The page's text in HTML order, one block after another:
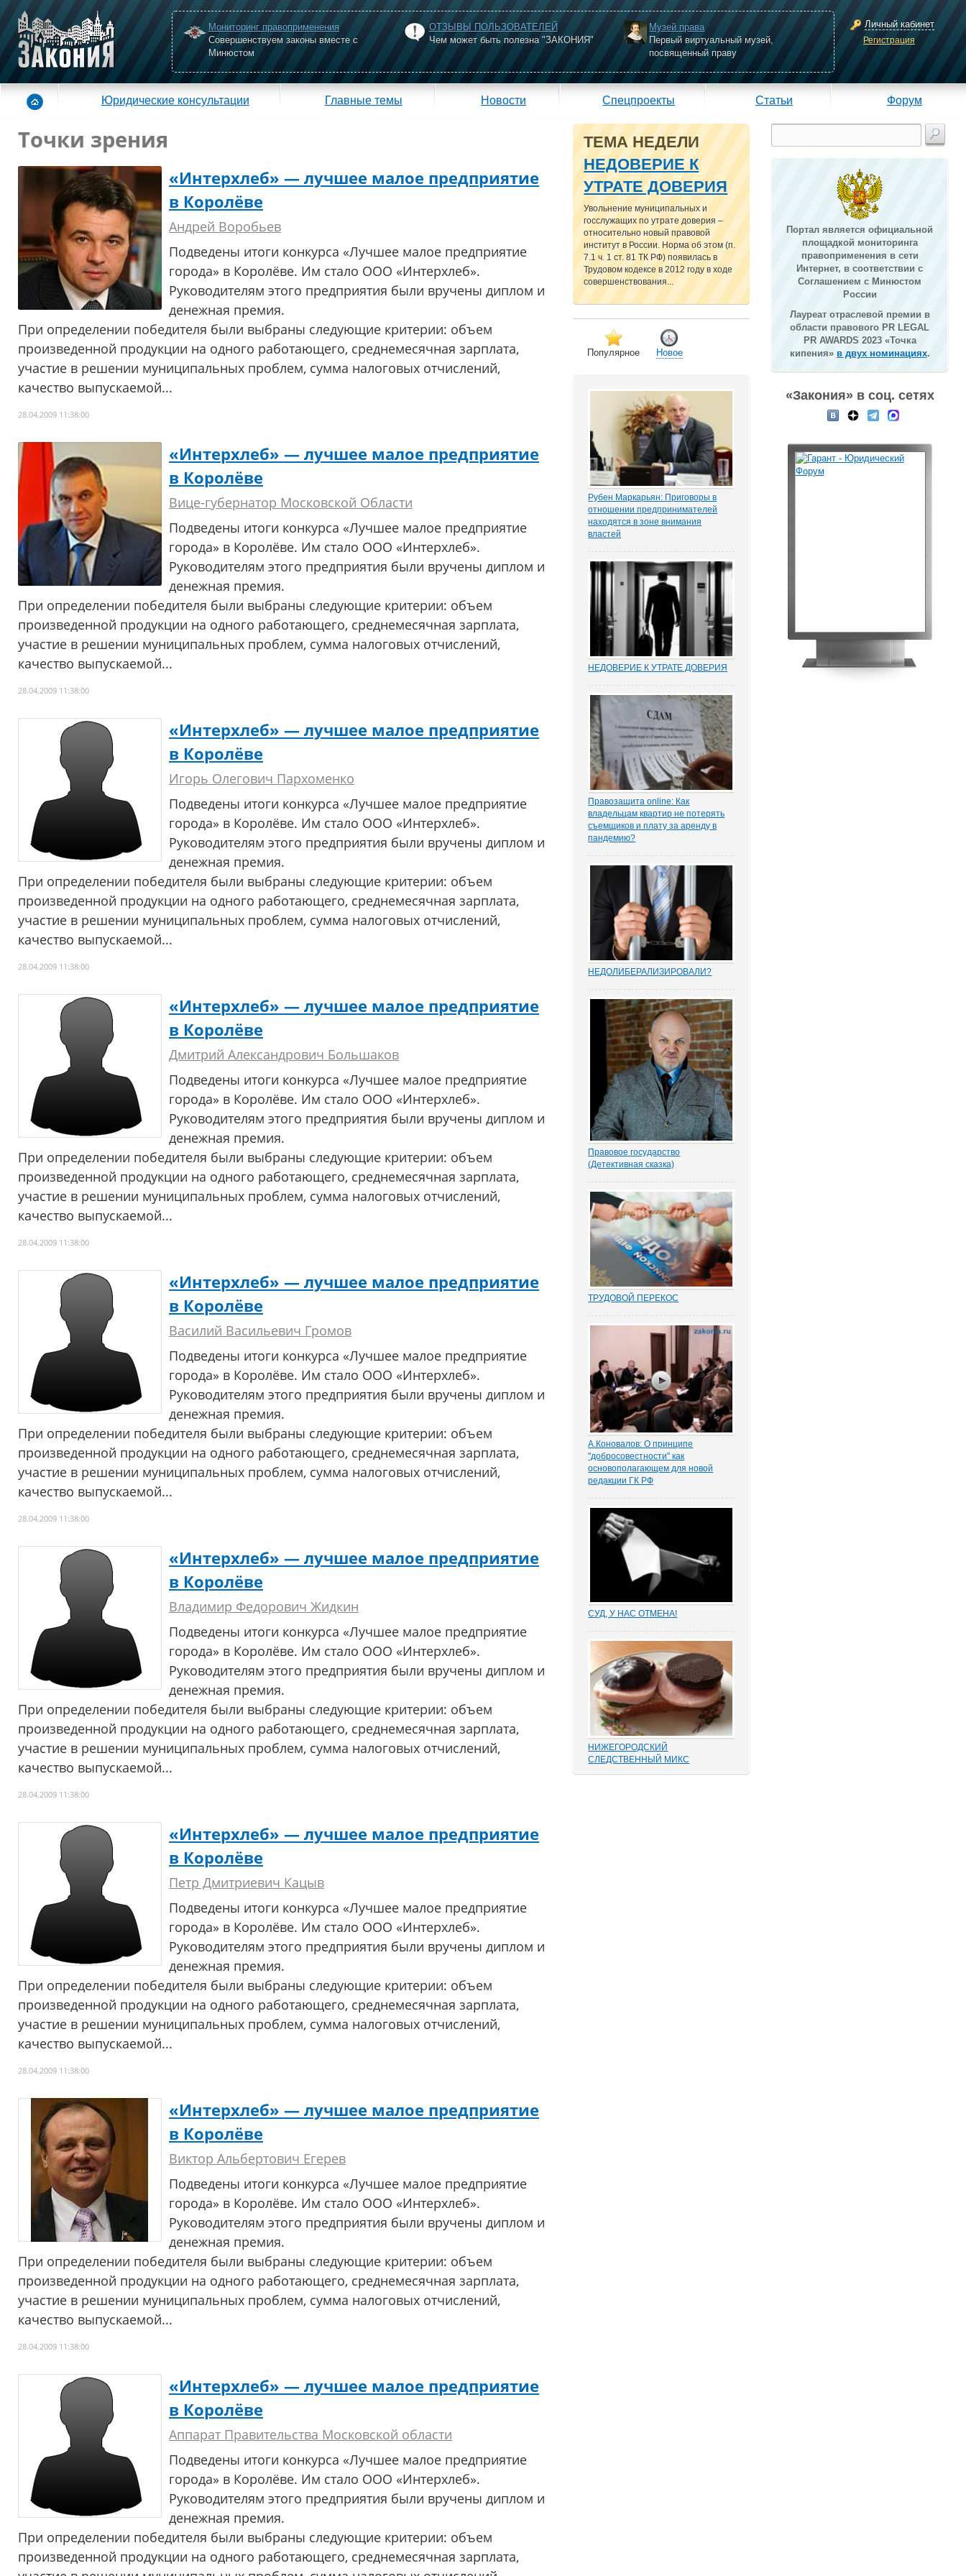
Мониторинг правоприменения
Совершенствуем законы вместе с
Минюстом
ОТЗЫВЫ ПОЛЬЗОВАТЕЛЕЙ
Чем может быть полезна "ЗАКОНИЯ"
Музей права
Первый виртуальный музей,
посвященный праву
Личный кабинет
Регистрация
Юридические консультации Главные темы Новости Спецпроекты Статьи Форум
Точки зрения
«Интерхлеб» — лучшее малое предприятие
в Королёве
Андрей Воробьев
Подведены итоги конкурса «Лучшее малое предприятие
города» в Королёве. Им стало ООО «Интерхлеб».
Руководителям этого предприятия были вручены диплом и
денежная премия.
При определении победителя были выбраны следующие критерии: объем
произведенной продукции на одного работающего, среднемесячная зарплата,
участие в решении муниципальных проблем, сумма налоговых отчислений,
качество выпускаемой...
28.04.2009 11:38:00
«Интерхлеб» — лучшее малое предприятие
в Королёве
Вице-губернатор Московской Области
Подведены итоги конкурса «Лучшее малое предприятие
города» в Королёве. Им стало ООО «Интерхлеб».
Руководителям этого предприятия были вручены диплом и
денежная премия.
При определении победителя были выбраны следующие критерии: объем
произведенной продукции на одного работающего, среднемесячная зарплата,
участие в решении муниципальных проблем, сумма налоговых отчислений,
качество выпускаемой...
28.04.2009 11:38:00
«Интерхлеб» — лучшее малое предприятие
в Королёве
Игорь Олегович Пархоменко
Подведены итоги конкурса «Лучшее малое предприятие
города» в Королёве. Им стало ООО «Интерхлеб».
Руководителям этого предприятия были вручены диплом и
денежная премия.
При определении победителя были выбраны следующие критерии: объем
произведенной продукции на одного работающего, среднемесячная зарплата,
участие в решении муниципальных проблем, сумма налоговых отчислений,
качество выпускаемой...
28.04.2009 11:38:00
«Интерхлеб» — лучшее малое предприятие
в Королёве
Дмитрий Александрович Большаков
Подведены итоги конкурса «Лучшее малое предприятие
города» в Королёве. Им стало ООО «Интерхлеб».
Руководителям этого предприятия были вручены диплом и
денежная премия.
При определении победителя были выбраны следующие критерии: объем
произведенной продукции на одного работающего, среднемесячная зарплата,
участие в решении муниципальных проблем, сумма налоговых отчислений,
качество выпускаемой...
28.04.2009 11:38:00
«Интерхлеб» — лучшее малое предприятие
в Королёве
Василий Васильевич Громов
Подведены итоги конкурса «Лучшее малое предприятие
города» в Королёве. Им стало ООО «Интерхлеб».
Руководителям этого предприятия были вручены диплом и
денежная премия.
При определении победителя были выбраны следующие критерии: объем
произведенной продукции на одного работающего, среднемесячная зарплата,
участие в решении муниципальных проблем, сумма налоговых отчислений,
качество выпускаемой...
28.04.2009 11:38:00
«Интерхлеб» — лучшее малое предприятие
в Королёве
Владимир Федорович Жидкин
Подведены итоги конкурса «Лучшее малое предприятие
города» в Королёве. Им стало ООО «Интерхлеб».
Руководителям этого предприятия были вручены диплом и
денежная премия.
При определении победителя были выбраны следующие критерии: объем
произведенной продукции на одного работающего, среднемесячная зарплата,
участие в решении муниципальных проблем, сумма налоговых отчислений,
качество выпускаемой...
28.04.2009 11:38:00
«Интерхлеб» — лучшее малое предприятие
в Королёве
Петр Дмитриевич Кацыв
Подведены итоги конкурса «Лучшее малое предприятие
города» в Королёве. Им стало ООО «Интерхлеб».
Руководителям этого предприятия были вручены диплом и
денежная премия.
При определении победителя были выбраны следующие критерии: объем
произведенной продукции на одного работающего, среднемесячная зарплата,
участие в решении муниципальных проблем, сумма налоговых отчислений,
качество выпускаемой...
28.04.2009 11:38:00
«Интерхлеб» — лучшее малое предприятие
в Королёве
Виктор Альбертович Егерев
Подведены итоги конкурса «Лучшее малое предприятие
города» в Королёве. Им стало ООО «Интерхлеб».
Руководителям этого предприятия были вручены диплом и
денежная премия.
При определении победителя были выбраны следующие критерии: объем
произведенной продукции на одного работающего, среднемесячная зарплата,
участие в решении муниципальных проблем, сумма налоговых отчислений,
качество выпускаемой...
28.04.2009 11:38:00
«Интерхлеб» — лучшее малое предприятие
в Королёве
Аппарат Правительства Московской области
Подведены итоги конкурса «Лучшее малое предприятие
города» в Королёве. Им стало ООО «Интерхлеб».
Руководителям этого предприятия были вручены диплом и
денежная премия.
При определении победителя были выбраны следующие критерии: объем
произведенной продукции на одного работающего, среднемесячная зарплата,
ТЕМА НЕДЕЛИ
НЕДОВЕРИЕ К
УТРАТЕ ДОВЕРИЯ
Увольнение муниципальных и
госслужащих по утрате доверия –
относительно новый правовой
институт в России. Норма об этом (п.
7.1 ч. 1 ст. 81 ТК РФ) появилась в
Трудовом кодексе в 2012 году в ходе
совершенствования...
Популярное Новое
Рубен Маркарьян: Приговоры в
отношении предпринимателей
находятся в зоне внимания
властей
известном читателям ЭСМИ
«ЗАКОНИЯ» из журналистского
расследования «Пермский
захват». Владелец сети заправок...
НЕДОВЕРИЕ К УТРАТЕ ДОВЕРИЯ
относительно новый правовой
институт в России. Норма об этом
(п. 7.1 ч. 1 ст. 81 ТК РФ) появилась в
Трудовом кодексе в 2012 году в
ходе совершенствования...
Правозащита online: Как
владельцам квартир не потерять
съемщиков и плату за аренду в
пандемию?
спроса, отметила в интервью
порталу «ЗАКОНИЯ» главный
юрисконсульт проектов судебной
практики Ольга Старых.
НEДОЛИБЕРАЛИЗИРОВАЛИ?
судебную систему следует
усовершенствовать, и она не
защищает частную собственность.
Данные декабрьского опроса
привел портал Право.ру. Более...
Правовое государство
(Детективная сказка)
надругался над покойной. Не ты? -
грозно спросил Воевода.
Добрыня исподлобья бросил на
Воеводу удивлённый взгляд.
- Я был...
ТРУДОВОЙ ПЕРЕКОС
стороны – работника вот уже
почти 15 лет является одним из
общих мест правосудия. Причем,
зафиксированным
непосредственно в нормах закона.
Например,...
А.Коновалов: О принципе
"добросовестности" как
основополагающем для новой
редакции ГК РФ
"ЗАКОНИЯ" Рубена Маркарьяна о
закреплении принципа
добросовестности при
осуществлении гражданских прав и
исполнении обязанностей.
СУД, У НАС ОТМЕНА!
результат настырных попыток
добиться своего, «прокручивая»
маховик судебной триады? На
площадках адвокатских сообществ
встречаются просто уникальные...
НИЖЕГОРОДСКИЙ
СЛЕДСТВЕННЫЙ МИКС
В этом деле «прекрасно» все: от
Портал является официальной
площадкой мониторинга
правоприменения в сети
Интернет, в соответствии с
Соглашением с Минюстом
России
Лауреат отраслевой премии в
области правового PR LEGAL
PR AWARDS 2023 «Точка
кипения» в двух номинациях.
«Закония» в соц. сетях